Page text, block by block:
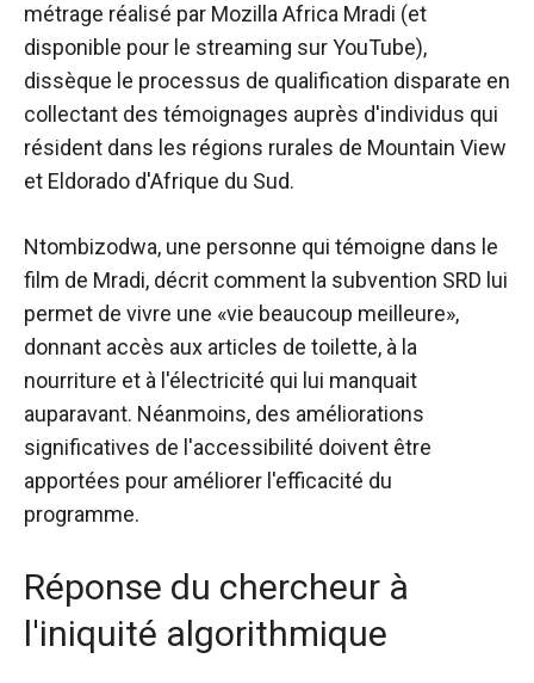
métrage réalisé par Mozilla Africa Mradi (et
disponible pour le streaming sur YouTube),
dissèque le processus de qualification disparate en
collectant des témoignages auprès d'individus qui
résident dans les régions rurales de Mountain View
et Eldorado d'Afrique du Sud.
Ntombizodwa, une personne qui témoigne dans le
film de Mradi, décrit comment la subvention SRD lui
permet de vivre une «vie beaucoup meilleure»,
donnant accès aux articles de toilette, à la
nourriture et à l'électricité qui lui manquait
auparavant. Néanmoins, des améliorations
significatives de l'accessibilité doivent être
apportées pour améliorer l'efficacité du
programme.
Réponse du chercheur à
l'iniquité algorithmique